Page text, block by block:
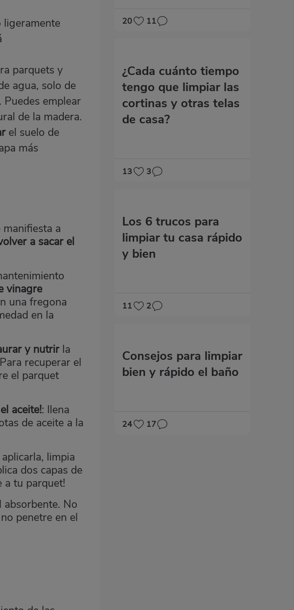
20 11
¿Cada cuánto tiempo
tengo que limpiar las
cortinas y otras telas
de casa?
13 3
Los 6 trucos para
limpiar tu casa rápido
y bien
11 2
Consejos para limpiar
bien y rápido el baño
24 17
ligeramente
parquets y
agua, solo de
emplear
de la madera.
el suelo de
más
a
a sacar el
vinagre
una fregona
en la
y nutrirla
recuperar el
el parquet
aceite!: llena
de aceite a la
limpia
dos capas de
a tu parquet!
No
penetre en el